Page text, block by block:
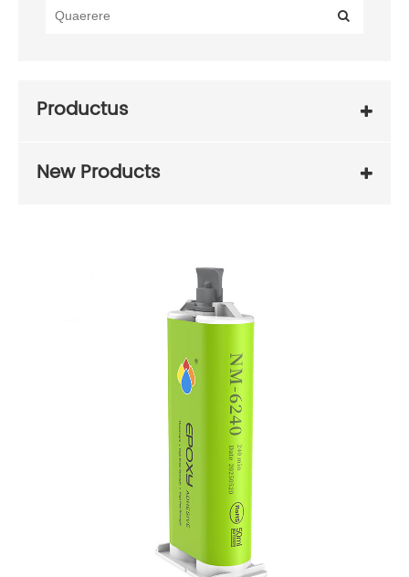
Productus
New Products